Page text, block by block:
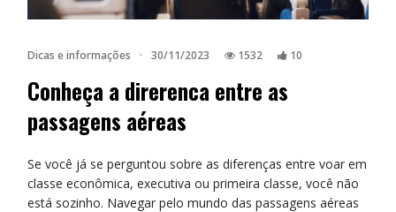
Dicas e informações · 30/11/2023 1532 10
Conheça a direrenca entre as
passagens aéreas
Se você já se perguntou sobre as diferenças entre voar em
classe econômica, executiva ou primeira classe, você não
está sozinho. Navegar pelo mundo das passagens aéreas